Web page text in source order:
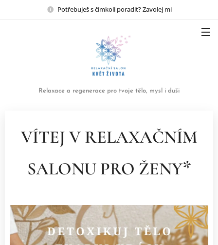
Potřebuješ s čímkoli poradit? Zavolej mi
Relaxace a regenerace pro tvoje tělo, mysl i duši
VÍTEJ VRELAXAČNÍM
SALONU PRO ŽENY*